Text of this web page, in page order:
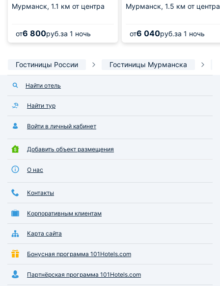
Мурманск, 1.1 км от центра
от6 800руб.за 1 ночь
Мурманск, 1.5 км от центра
от6 040руб.за 1 ночь
Гостиницы России Гостиницы Мурманска
Найти отель
Найти тур
Войти в личный кабинет
Добавить объект размещения
О нас
Контакты
Корпоративным клиентам
Карта сайта
Бонусная программа 101Hotels.com
Партнёрская программа 101Hotels.com